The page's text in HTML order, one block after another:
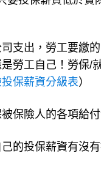
支出，勞工要繳
勞工自己！勞保/
保薪資分級表）
保險人的各項給
的投保薪資有沒